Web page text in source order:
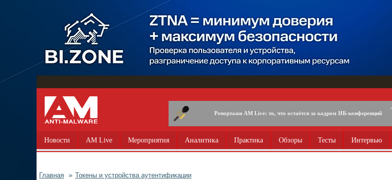
Репортажи AM Live: то, что остаётся за кадром ИБ-конференций
Новости AM Live Мероприятия Аналитика Практика Обзоры Тесты Интервью
Главная Токены и устройства аутентификации